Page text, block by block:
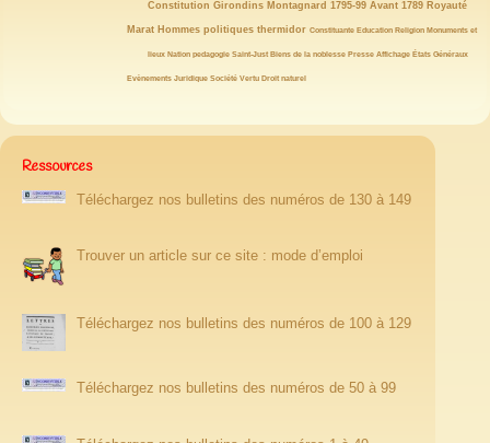
Constitution Girondins Montagnard 1795-99
18/146 Avant 1789
18/146 Royauté
18/146
Marat Hommes politiquesthermidorConstituante
14/146 Education
14/146 Religion
13/146 Monuments et
lieux Nation pedagogie Saint-Just Biens de la noblesse Presse
11/146 Affichage
10/146 États Généraux
EvènementsJuridiqueSociété
10/146 Vertu
9/146 Droit naturel
8/146
Ressources
Téléchargez nos bulletins des numéros de 130 à 149
Trouver un article sur ce site : mode d’emploi
Téléchargez nos bulletins des numéros de 100 à 129
Téléchargez nos bulletins des numéros de 50 à 99